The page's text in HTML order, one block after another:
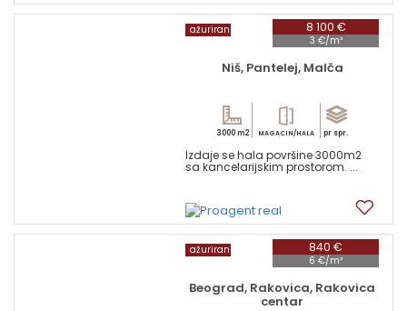
8 100 €
3 €/m²
ažuriran
Niš, Pantelej, Malča
3000 m2 MAGACIN/HALA pr spr.
Izdaje se hala površine 3000m2
sa kancelarijskim prostorom. ...
840 €
6 €/m²
ažuriran
Beograd, Rakovica, Rakovica
centar